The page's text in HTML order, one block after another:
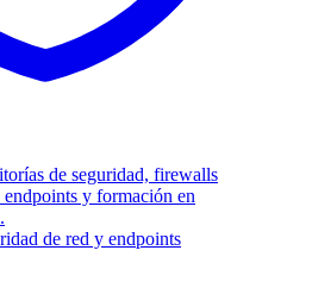
de seguridad, firewalls
y formación en
de red y endpoints